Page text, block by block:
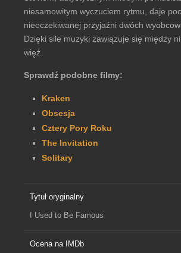
niesamowitym wyczuciem rytmu, daje
nieoczekiwanej przyjaźni dwóch
Dzięki sile muzyki zawiązuje się między
więź.
Sprawdź podobne filmy:
Kraken
Obsesja
Cztery Pory Roku
The Invitation
Solitary
Tytuł oryginalny
I Used to Be Famous
Ocena na IMDb